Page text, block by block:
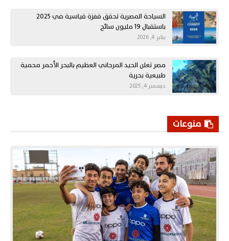
السياحة المصرية تحقق قفزة قياسية في 2025
باستقبال 19 مليون سائح
يناير 4, 2026
مصر تعلن الحيد المرجاني العظيم بالبحر الأحمر محمية
طبيعية بحرية
ديسمبر 4, 2025
منوعات